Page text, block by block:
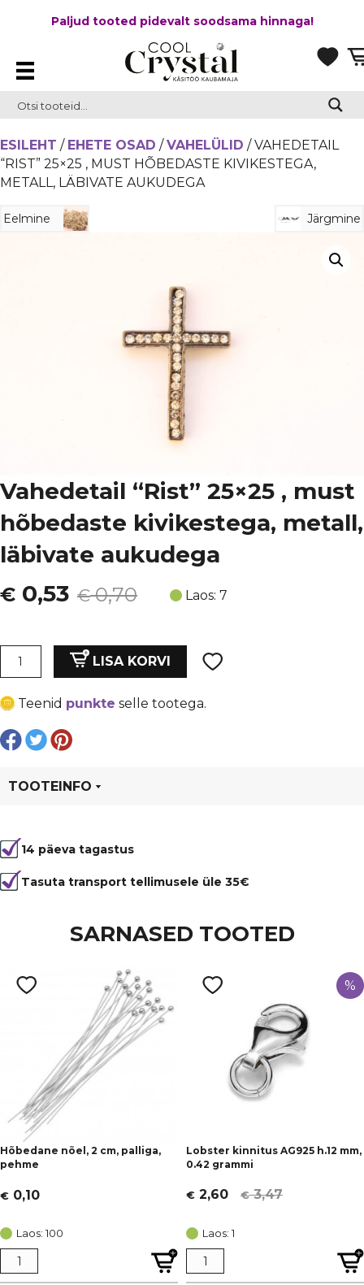
Paljud tooted pidevalt soodsama hinnaga!
ESILEHT / EHETE OSAD / VAHELÜLID / VAHEDETAIL
“RIST” 25×25 , MUST HÕBEDASTE KIVIKESTEGA,
METALL, LÄBIVATE AUKUDEGA
Eelmine Järgmine
Vahedetail “Rist” 25×25 , must
hõbedaste kivikestega, metall,
läbivate aukudega
€0,70
Algne
oli:
€ 0,70.
€ 0,53
Current
is:
€ 0,53.
Laos: 7
Vahedetail
,
must
hõbedaste
metall,
kogus
LISA KORVI
Teenid punkte selle tootega.
TOOTEINFO
14 päeva tagastus
Tasuta transport tellimusele üle 35€
SARNASED TOOTED
Hõbedane nõel, 2 cm, palliga,
pehme
€ 0,10
Laos: 100
%
Lobster kinnitus AG925 h.12 mm,
0.42 grammi
€3,47
Algne
oli:
€ 3,47.
€ 2,60
Current
is:
€ 2,60.
Laos: 1